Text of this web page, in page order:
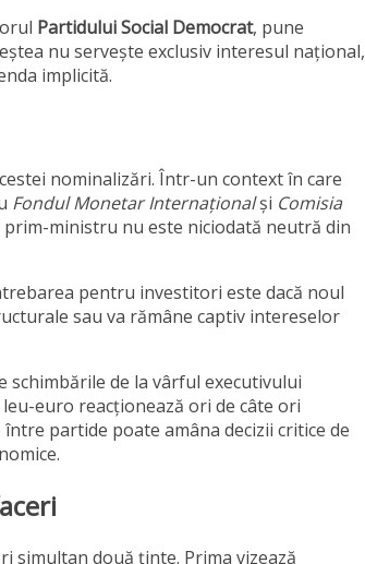
Partidului Social Democrat, pune
nu servește exclusiv interesul național,
implicită.
nominalizări. Într-un context în care
Fondul Monetar Internaționalși Comisia
ministru nu este niciodată neutră din
pentru investitori este dacă noul
sau va rămâne captiv intereselor
de la vârful executivului
euro reacționează ori de câte ori
partide poate amâna decizii critice de
simultan două ținte. Prima vizează